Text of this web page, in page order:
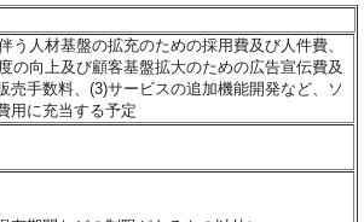
う人材基盤の拡充のための採用費及び人件費、
の向上及び顧客基盤拡大のための広告宣伝費及
売手数料、(3)サービスの追加機能開発など、ソ
用に充当する予定